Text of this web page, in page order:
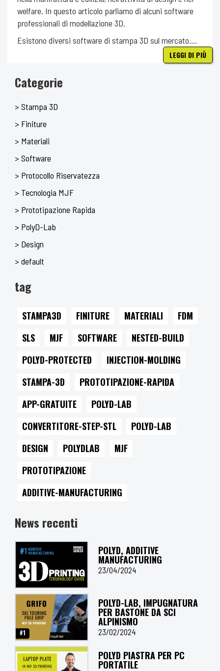
welfare. In questo articolo parliamo di alcuni software
professionali di modellazione 3D.
Esistono diversi software di stampa 3D sul mercato....
LEGGI DI PIÙ
Categorie
> Stampa 3D
> Finiture
> Materiali
> Software
> Protocollo Riservatezza
> Tecnologia MJF
> Prototipazione Rapida
> PolyD-Lab
> Design
> default
tag
STAMPA3D FINITURE MATERIALI
FDM
SLS
MJF SOFTWARE
NESTED-BUILD
POLYD-PROTECTED
INJECTION-MOLDING
STAMPA-3D
PROTOTIPAZIONE-RAPIDA
APP-GRATUITE
POLYD-LAB
CONVERTITORE-STEP-STL
POLYD-LAB
DESIGN
POLYDLAB
MJF
PROTOTIPAZIONE
ADDITIVE-MANUFACTURING
News recenti
POLYD, ADDITIVE
MANUFACTURING
23/04/2024
POLYD-LAB, IMPUGNATURA
PER BASTONE DA SCI
ALPINISMO
23/02/2024
POLYD PIASTRA PER PC
PORTATILE